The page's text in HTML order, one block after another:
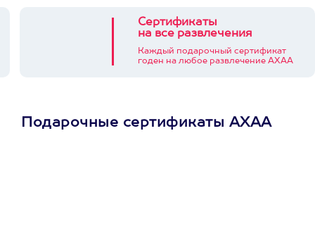
Сертификаты
на все развлечения
Каждый подарочный сертификат
годен на любое развлечение АХАА
Подарочные сертификаты АХАА